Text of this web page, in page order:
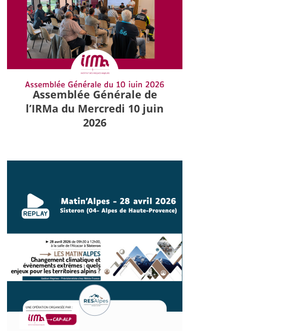
Assemblée Générale de
l’IRMa du Mercredi 10 juin
2026